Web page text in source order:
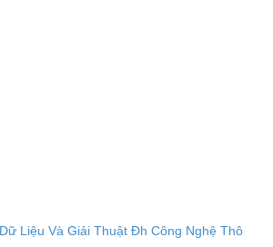
Liệu Và Giải Thuật Đh Công Nghệ Thô